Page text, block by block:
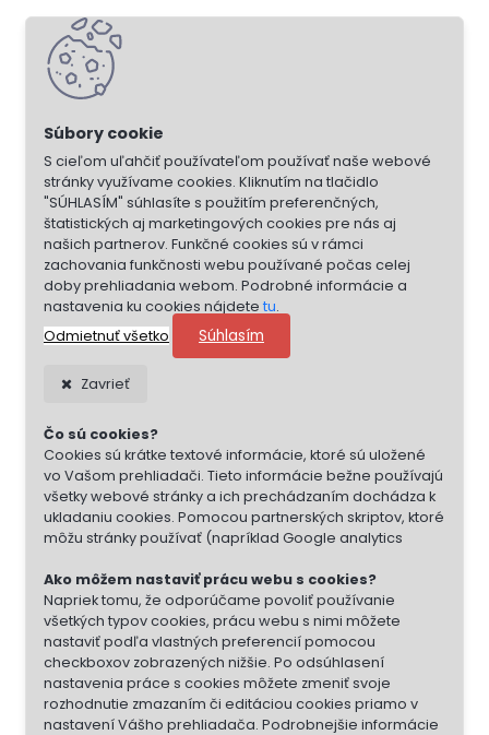
S cieľom uľahčiť používateľom používať naše webové
stránky využívame cookies. Kliknutím na tlačidlo
"SÚHLASÍM" súhlasíte s použitím preferenčných,
štatistických aj marketingových cookies pre nás aj
našich partnerov. Funkčné cookies sú v rámci
zachovania funkčnosti webu používané počas celej
doby prehliadania webom. Podrobné informácie a
nastavenia ku cookies nájdete tu.
Odmietnuť všetko
Súhlasím
Zavrieť
Čo sú cookies?
Cookies sú krátke textové informácie, ktoré sú uložené
vo Vašom prehliadači. Tieto informácie bežne používajú
všetky webové stránky a ich prechádzaním dochádza k
ukladaniu cookies. Pomocou partnerských skriptov, ktoré
môžu stránky používať (napríklad Google analytics
Ako môžem nastaviť prácu webu s cookies?
Napriek tomu, že odporúčame povoliť používanie
všetkých typov cookies, prácu webu s nimi môžete
nastaviť podľa vlastných preferencií pomocou
checkboxov zobrazených nižšie. Po odsúhlasení
nastavenia práce s cookies môžete zmeniť svoje
rozhodnutie zmazaním či editáciou cookies priamo v
nastavení Vášho prehliadača. Podrobnejšie informácie